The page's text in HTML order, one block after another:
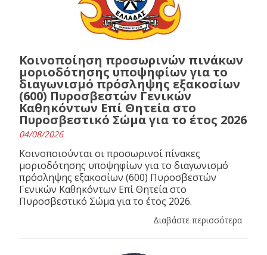
Κοινοποίηση προσωρινών πινάκων
μοριοδότησης υποψηφίων για το
διαγωνισμό πρόσληψης εξακοσίων
(600) Πυροσβεστών Γενικών
Καθηκόντων Επί Θητεία στο
Πυροσβεστικό Σώμα για το έτος 2026
04/08/2026
Κοινοποιούνται οι προσωρινοί πίνακες
μοριοδότησης υποψηφίων για το διαγωνισμό
πρόσληψης εξακοσίων (600) Πυροσβεστών
Γενικών Καθηκόντων Επί Θητεία στο
Πυροσβεστικό Σώμα για το έτος 2026.
Διαβάστε περισσότερα